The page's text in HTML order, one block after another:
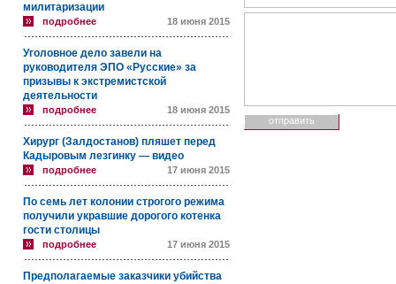
милитаризации
подробнее 18 июня 2015
Уголовное дело завели на
руководителя ЭПО «Русские» за
призывы к экстремистской
деятельности
подробнее 18 июня 2015
Хирург (Залдостанов) пляшет перед
Кадыровым лезгинку — видео
подробнее 17 июня 2015
По семь лет колонии строгого режима
получили укравшие дорогого котенка
гости столицы
подробнее 17 июня 2015
Предполагаемые заказчики убийства